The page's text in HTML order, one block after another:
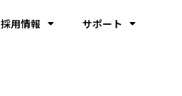
採用情報 サポート